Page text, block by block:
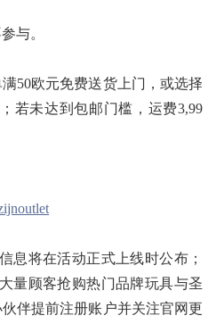
与。
50欧元免费送货上门，或选择
若未达到包邮门槛，运费3,99
息将在活动正式上线时公布；
量顾客抢购热门品牌玩具与圣
伴提前注册账户并关注官网更